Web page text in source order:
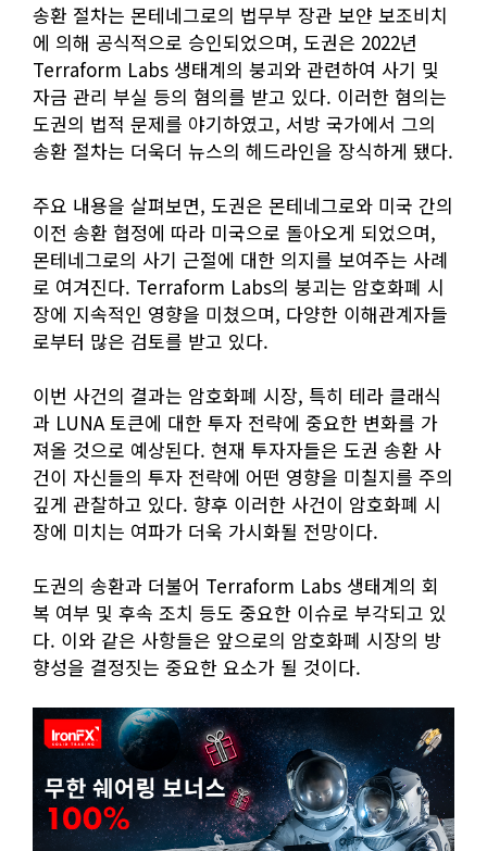
송환 절차는 몬테네그로의 법무부 장관 보얀 보조비치
에 의해 공식적으로 승인되었으며, 도권은 2022년
Terraform Labs 생태계의 붕괴와 관련하여 사기 및
자금 관리 부실 등의 혐의를 받고 있다. 이러한 혐의는
도권의 법적 문제를 야기하였고, 서방 국가에서 그의
송환 절차는 더욱더 뉴스의 헤드라인을 장식하게 됐다.
주요 내용을 살펴보면, 도권은 몬테네그로와 미국 간의
이전 송환 협정에 따라 미국으로 돌아오게 되었으며,
몬테네그로의 사기 근절에 대한 의지를 보여주는 사례
로 여겨진다. Terraform Labs의 붕괴는 암호화폐 시
장에 지속적인 영향을 미쳤으며, 다양한 이해관계자들
로부터 많은 검토를 받고 있다.
이번 사건의 결과는 암호화폐 시장, 특히 테라 클래식
과 LUNA 토큰에 대한 투자 전략에 중요한 변화를 가
져올 것으로 예상된다. 현재 투자자들은 도권 송환 사
건이 자신들의 투자 전략에 어떤 영향을 미칠지를 주의
깊게 관찰하고 있다. 향후 이러한 사건이 암호화폐 시
장에 미치는 여파가 더욱 가시화될 전망이다.
도권의 송환과 더불어 Terraform Labs 생태계의 회
복 여부 및 후속 조치 등도 중요한 이슈로 부각되고 있
다. 이와 같은 사항들은 앞으로의 암호화폐 시장의 방
향성을 결정짓는 중요한 요소가 될 것이다.